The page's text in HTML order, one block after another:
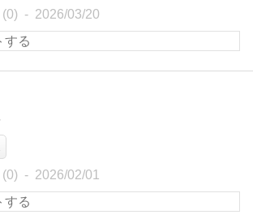
2026/03/20
2026/02/01